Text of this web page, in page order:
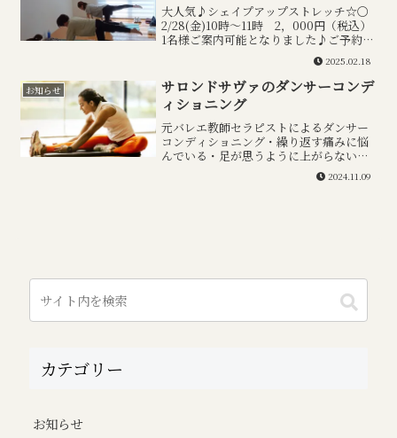
大人気♪シェイプアップストレッチ☆〇
2/28(金)10時～11時 2，000円（税込）
1名様ご案内可能となりました♪ご予約
は、ホームページのお問合せフォーム お
問い合せオフィシャルＬＩＮＥアカウン
トトーク インスタグラムメッセージ より
お待...
2025.02.18
お知らせ
サロンドサヴァのダンサーコンデ
ィショニング
元バレエ教師セラピストによるダンサー
コンディショニング・繰り返す痛みに悩
んでいる・足が思うように上がらない・
上半身の力が抜けない・ターンアウトが
しにくい・つま先がのびにくい・足が疲
2024.11.09
カテゴリー
お知らせ